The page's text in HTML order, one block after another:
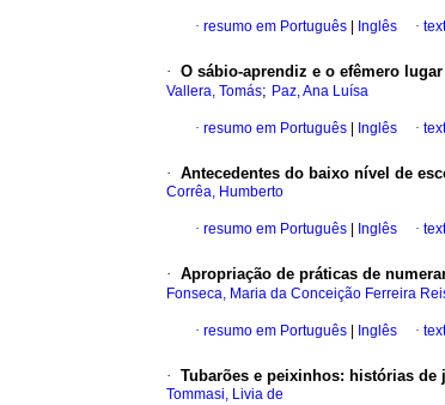
· resumo em Português Inglês ·
· O sábio-aprendiz e o efêmero
Vallera, Tomás; Paz, Ana Luísa
· resumo em Português Inglês ·
· Antecedentes do baixo nível de
Corrêa, Humberto
· resumo em Português Inglês ·
· Apropriação de práticas de
Fonseca, Maria da Conceição Ferreira
· resumo em Português Inglês ·
· Tubarões e peixinhos: histórias de
Tommasi, Livia de